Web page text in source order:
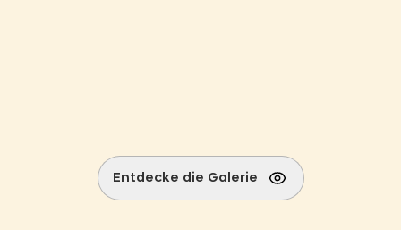
Entdecke die Galerie